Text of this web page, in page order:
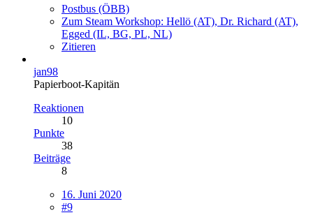
Postbus (ÖBB)
Zum Steam Workshop: Hellö (AT), Dr. Richard (AT),
Egged (IL, BG, PL, NL)
Zitieren
jan98
Papierboot-Kapitän
Reaktionen
10
Punkte
38
Beiträge
8
16. Juni 2020
#9